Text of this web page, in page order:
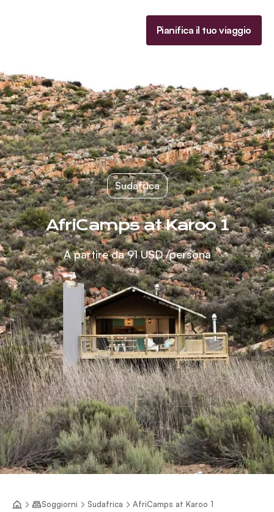
Pianifica il tuo viaggio
Sudafrica
AfriCamps at Karoo 1
A partire da91 USD/persona
Soggiorni Sudafrica AfriCamps at Karoo 1